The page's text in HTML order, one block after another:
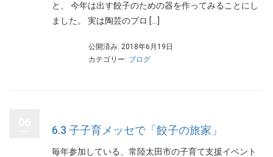
と、 今年は出す餃子のための器を作ってみることにし
ました。 実は陶芸のプロ […]
公開済み: 2018年6月19日
カテゴリー: ブログ
6.3 子子育メッセで「餃子の旅家」
毎年参加している、常陸太田市の子育て支援イベント